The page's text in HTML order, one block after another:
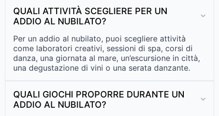
QUALI ATTIVITÀ SCEGLIERE PER UN
ADDIO AL NUBILATO?
Per un addio al nubilato, puoi scegliere attività
come laboratori creativi, sessioni di spa, corsi di
danza, una giornata al mare, un’escursione in città,
una degustazione di vini o una serata danzante.
QUALI GIOCHI PROPORRE DURANTE UN
ADDIO AL NUBILATO?